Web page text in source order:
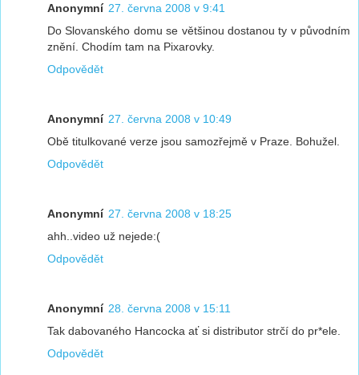
Anonymní 27. června 2008 v 9:41
Do Slovanského domu se většinou dostanou ty v původním
znění. Chodím tam na Pixarovky.
Odpovědět
Anonymní 27. června 2008 v 10:49
Obě titulkované verze jsou samozřejmě v Praze. Bohužel.
Odpovědět
Anonymní 27. června 2008 v 18:25
ahh..video už nejede:(
Odpovědět
Anonymní 28. června 2008 v 15:11
Tak dabovaného Hancocka ať si distributor strčí do pr*ele.
Odpovědět